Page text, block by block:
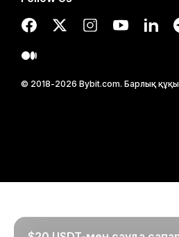
© 2018-2026 Bybit.com. Барлық
$20 USDT-мен сауда